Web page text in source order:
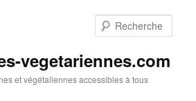
vegetariennes.com
et végétaliennes accessibles à tous